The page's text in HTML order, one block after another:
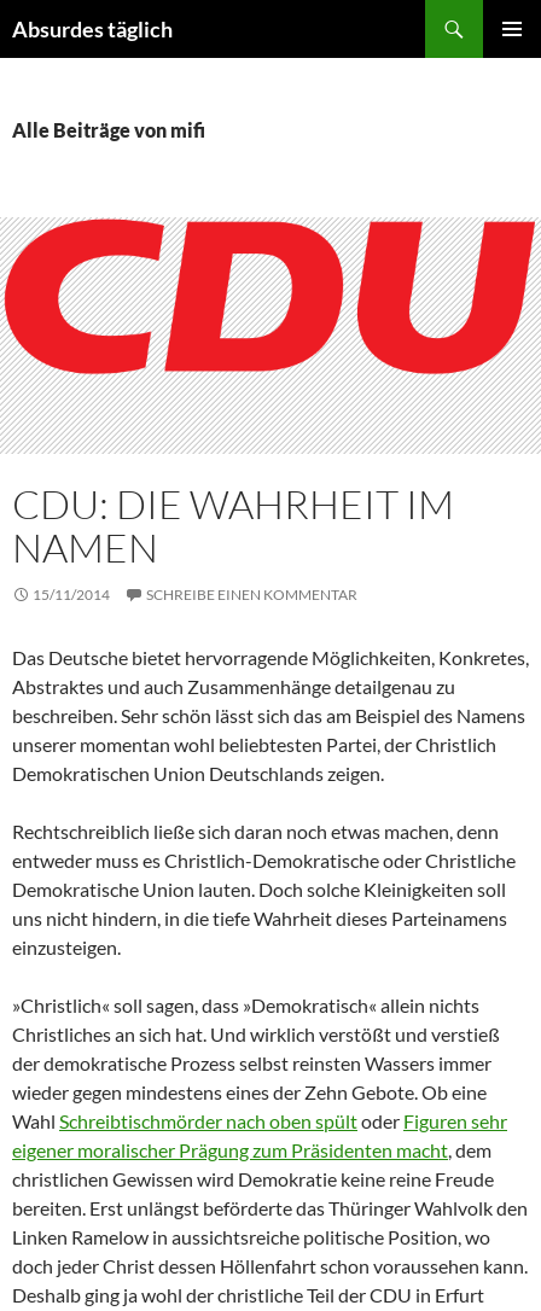
Absurdes täglich
Alle Beiträge von mifi
CDU: DIE WAHRHEIT IM
NAMEN
15/11/2014 SCHREIBE EINEN KOMMENTAR
Das Deutsche bietet hervorragende Möglichkeiten, Konkretes,
Abstraktes und auch Zusammenhänge detailgenau zu
beschreiben. Sehr schön lässt sich das am Beispiel des Namens
unserer momentan wohl beliebtesten Partei, der Christlich
Demokratischen Union Deutschlands zeigen.
Rechtschreiblich ließe sich daran noch etwas machen, denn
entweder muss es Christlich-Demokratische oder Christliche
Demokratische Union lauten. Doch solche Kleinigkeiten soll
uns nicht hindern, in die tiefe Wahrheit dieses Parteinamens
einzusteigen.
»Christlich« soll sagen, dass »Demokratisch« allein nichts
Christliches an sich hat. Und wirklich verstößt und verstieß
der demokratische Prozess selbst reinsten Wassers immer
wieder gegen mindestens eines der Zehn Gebote. Ob eine
Wahl Schreibtischmörder nach oben spültoder Figuren sehr
eigener moralischer Prägung zum Präsidenten macht, dem
christlichen Gewissen wird Demokratie keine reine Freude
bereiten. Erst unlängst beförderte das Thüringer Wahlvolk den
Linken Ramelow in aussichtsreiche politische Position, wo
doch jeder Christ dessen Höllenfahrt schon voraussehen kann.
Deshalb ging ja wohl der christliche Teil der CDU in Erfurt